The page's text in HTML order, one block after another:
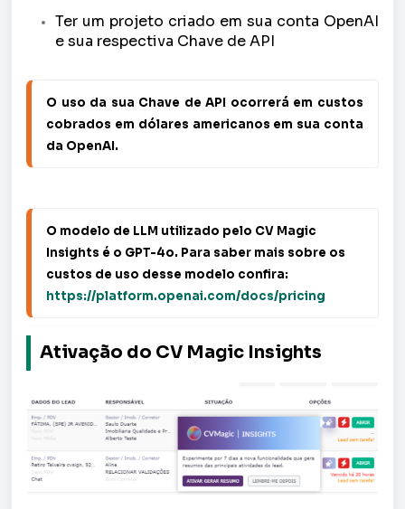
Ter um projeto criado em sua conta OpenAI
e sua respectiva Chave de API
O uso da sua Chave de API ocorrerá em custos
cobrados em dólares americanos em sua conta
da OpenAI.
O modelo de LLM utilizado pelo CV Magic
Insights é o GPT-4o. Para saber mais sobre os
https://platform.openai.com/docs/pricing
Ativação do CV Magic Insights